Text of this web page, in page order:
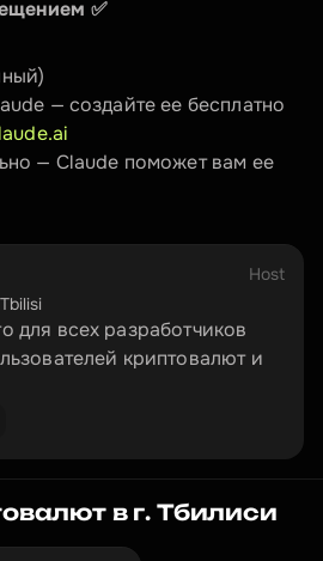
✅
— создайте ее бесплатно
— Claude поможет вам ее
Host
для всех разработчиков
криптовалют и
в г. Тбилиси